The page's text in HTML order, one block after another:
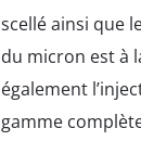
scellé ainsi que
du micron est à
également
gamme